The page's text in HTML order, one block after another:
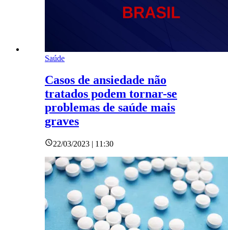
Saúde
Casos de ansiedade não
tratados podem tornar-se
problemas de saúde mais
graves
22/03/2023 | 11:30